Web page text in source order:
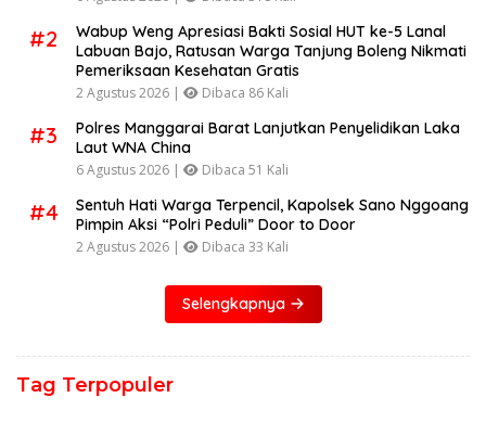
#2
Wabup Weng Apresiasi Bakti Sosial HUT ke-5 Lanal
Labuan Bajo, Ratusan Warga Tanjung Boleng Nikmati
Pemeriksaan Kesehatan Gratis
2 Agustus 2026 | Dibaca 86 Kali
#3
Polres Manggarai Barat Lanjutkan Penyelidikan Laka
Laut WNA China
6 Agustus 2026 | Dibaca 51 Kali
#4
Sentuh Hati Warga Terpencil, Kapolsek Sano Nggoang
Pimpin Aksi “Polri Peduli” Door to Door
2 Agustus 2026 | Dibaca 33 Kali
Selengkapnya
Tag Terpopuler